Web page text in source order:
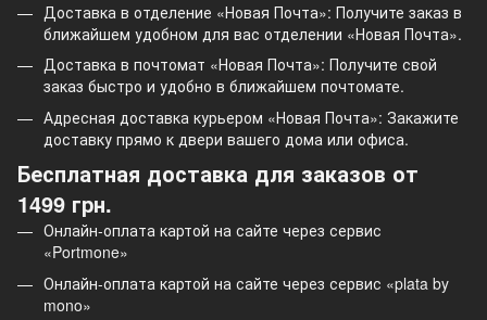
Доставка в отделение «Новая Почта»: Получите заказ в
ближайшем удобном для вас отделении «Новая Почта».
Доставка в почтомат «Новая Почта»: Получите свой
заказ быстро и удобно в ближайшем почтомате.
Адресная доставка курьером «Новая Почта»: Закажите
доставку прямо к двери вашего дома или офиса.
Бесплатная доставка для заказов от
1499 грн.
Онлайн-оплата картой на сайте через сервис
«Portmone»
Онлайн-оплата картой на сайте через сервис «plata by
mono»